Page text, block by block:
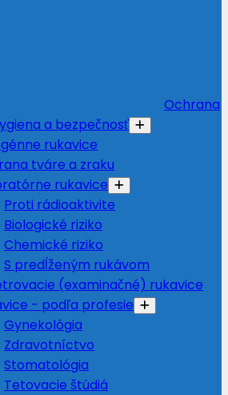
Ochrana
a bezpečnosť
rukavice
tváre a zraku
rukavice
Proti rádioaktivite
Biologické riziko
Chemické riziko
S predĺženým rukávom
(examinačné) rukavice
- podľa profesie
Gynekológia
Zdravotníctvo
Stomatológia
Tetovacie štúdiá